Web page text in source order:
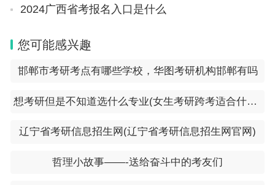
2024广西省考报名入口是什么
您可能感兴趣
邯郸市考研考点有哪些学校，华图考研机构邯郸有吗
想考研但是不知道选什么专业(女生考研跨考适合什么专业)
辽宁省考研信息招生网(辽宁省考研信息招生网官网)
哲理小故事——-送给奋斗中的考友们